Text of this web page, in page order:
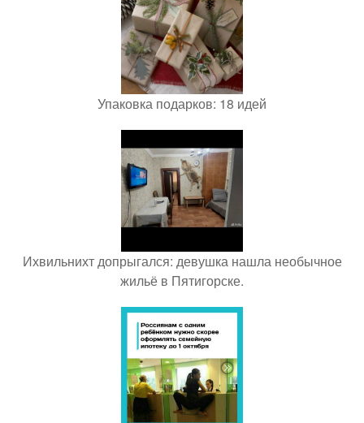
Упаковка подарков: 18 идей
Ихвильнихт допрыгался: девушка нашла необычное
жильё в Пятигорске.